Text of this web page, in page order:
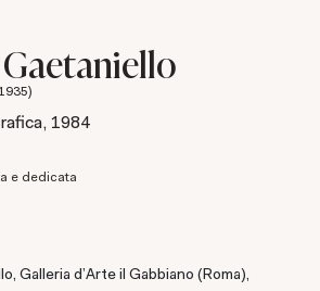
1984
e dedicata
Galleria d'Arte il Gabbiano (Roma),